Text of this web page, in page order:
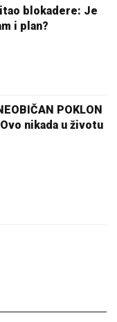
blokadere: Je
i plan?
POKLON
nikada u životu